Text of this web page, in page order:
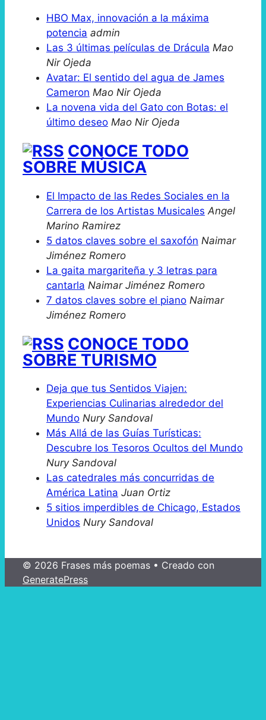
HBO Max, innovación a la máxima
potencia admin
Las 3 últimas películas de Drácula Mao
Nir Ojeda
Avatar: El sentido del agua de James
Cameron Mao Nir Ojeda
La novena vida del Gato con Botas: el
último deseo Mao Nir Ojeda
CONOCE TODO
SOBRE MÚSICA
El Impacto de las Redes Sociales en la
Carrera de los Artistas Musicales Angel
Marino Ramirez
5 datos claves sobre el saxofón Naimar
Jiménez Romero
La gaita margariteña y 3 letras para
cantarla Naimar Jiménez Romero
7 datos claves sobre el piano Naimar
Jiménez Romero
CONOCE TODO
SOBRE TURISMO
Deja que tus Sentidos Viajen:
Experiencias Culinarias alrededor del
Mundo Nury Sandoval
Más Allá de las Guías Turísticas:
Descubre los Tesoros Ocultos del Mundo
Nury Sandoval
Las catedrales más concurridas de
América Latina Juan Ortiz
5 sitios imperdibles de Chicago, Estados
Unidos Nury Sandoval
© 2026 Frases más poemas • Creado con
GeneratePress